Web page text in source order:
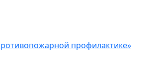
профилактике»